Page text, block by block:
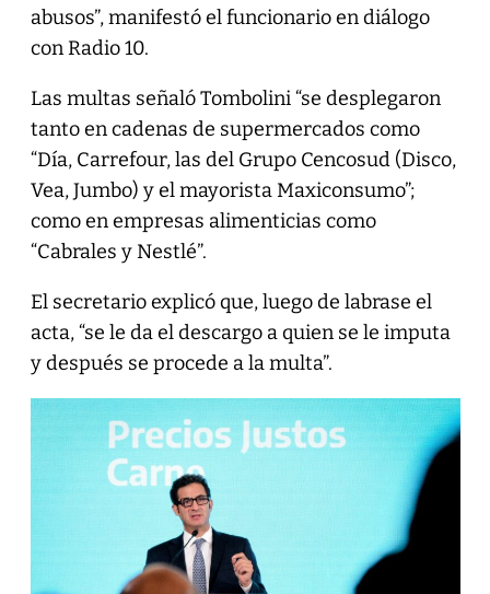
abusos”, manifestó el funcionario en diálogo
con Radio 10.
Las multas señaló Tombolini “se desplegaron
tanto en cadenas de supermercados como
“Día, Carrefour, las del Grupo Cencosud (Disco,
Vea, Jumbo) y el mayorista Maxiconsumo”;
como en empresas alimenticias como
“Cabrales y Nestlé”.
El secretario explicó que, luego de labrase el
acta, “se le da el descargo a quien se le imputa
y después se procede a la multa”.